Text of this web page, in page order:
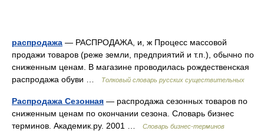
распродажа — РАСПРОДАЖА, и, ж Процесс массовой
продажи товаров (реже земли, предприятий и т.п.), обычно по
сниженным ценам. В магазине проводилась рождественская
распродажа обуви …
Толковый словарь русских существительных
Распродажа Сезонная — распродажа сезонных товаров по
сниженным ценам по окончании сезона. Словарь бизнес
терминов. Академик.ру. 2001 …
Словарь бизнес-терминов